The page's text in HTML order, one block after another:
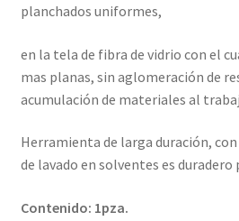
planchados uniformes,
en la tela de fibra de vidrio con el
mas planas, sin aglomeración de
acumulación de materiales al
Herramienta de larga duración, con
de lavado en solventes es
Contenido: 1pza.